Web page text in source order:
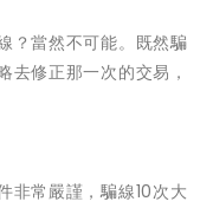
？當然不可能。既然騙
去修正那一次的交易，
非常嚴謹，騙線10次大